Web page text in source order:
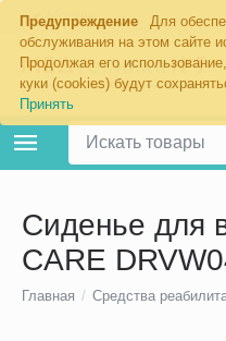
Предупреждение
Для
обслуживания на этом сайте
Продолжая его
куки (cookies) будут
Принять
Москва
Сиденье для
CARE
Главная / Средства